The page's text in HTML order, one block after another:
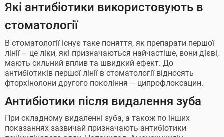
Які антибіотики використовують в
стоматології
В стоматології існує таке поняття, як препарати першої
лінії – це ліки, які призначаються найчастіше, вони дієві,
мають сильний вплив та швидкий ефект. До
антибіотиків першої лінії в стоматології відносять
фторхінолони другого покоління – ципрофлоксацин.
Антибіотики після видалення зуба
При складному видаленні зуба, а також по інших
показаннях зазвичай призначають антибіотики